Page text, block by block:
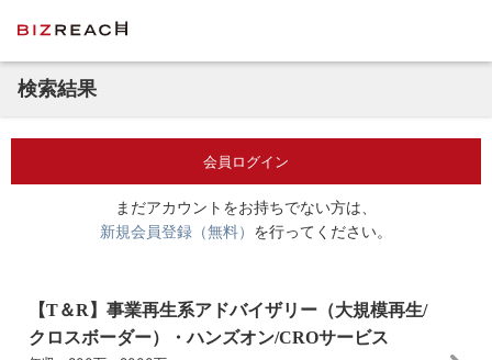
検索結果
会員ログイン
まだアカウントをお持ちでない方は、
新規会員登録（無料） を行ってください。
【T＆R】事業再生系アドバイザリー（大規模再生/
クロスボーダー）・ハンズオン/CROサービス